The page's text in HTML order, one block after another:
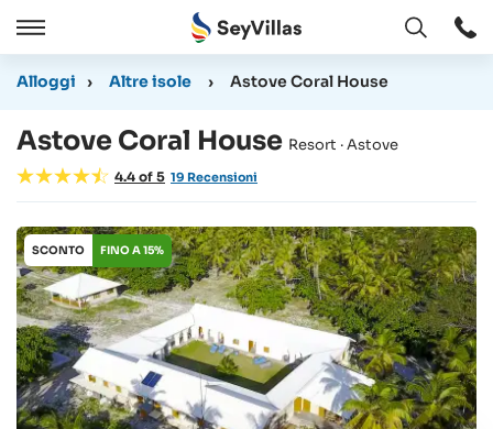
Chiudere
Aperto
Alloggi › Altre isole › Astove Coral House
Astove Coral House Resort · Astove
4.4 of 5 19 Recensioni
SCONTO FINO A 15%